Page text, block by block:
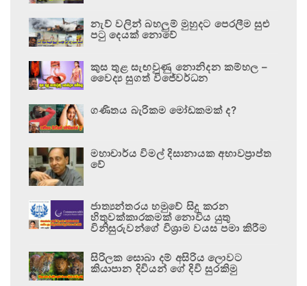
නැව් වලින් බහලුම් මුහුදට පෙරලීම සුළු
පටු දෙයක් නොවේ
කුස තුළ සැඟවුණු නොනිදන කම්හල –
වෛද්‍ය සුගත් විජේවර්ධන
ගණිතය බැරිකම මෝඩකමක් ද?
මහාචාර්ය විමල් දිසානායක අභාවප්‍රාප්ත
වේ
ජාත්‍යන්තරය හමුවේ සිදු කරන
හිතුවක්කාරකමක් නොවිය යුතු
විනිසුරුවන්ගේ විශ්‍රාම වයස පමා කිරීම
සිරිලක සොබා දම් අසිරිය ලොවට
කියාපාන දිවියන් ගේ දිවි සුරකිමු